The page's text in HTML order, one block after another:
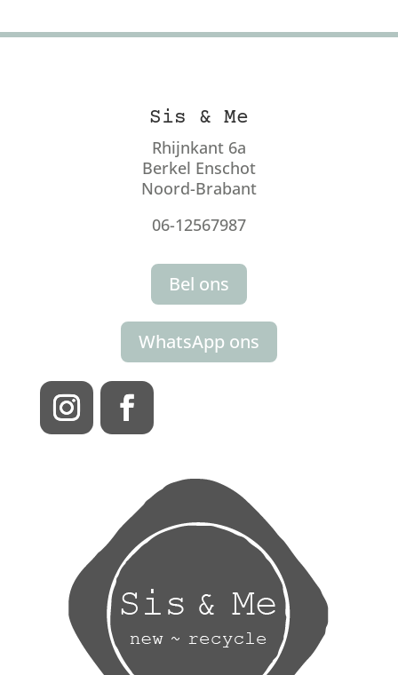
Sis & Me
Rhijnkant 6a
Berkel Enschot
Noord-Brabant
06-12567987
Bel ons
WhatsApp ons